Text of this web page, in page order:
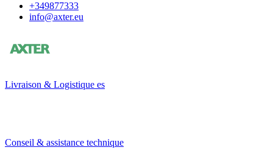
+349877333
info@axter.eu
Livraison & Logistique es
Conseil & assistance technique